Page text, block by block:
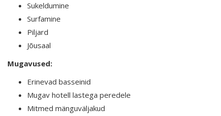
Sukeldumine
Surfamine
Piljard
Jõusaal
Mugavused:
Erinevad basseinid
Mugav hotell lastega peredele
Mitmed mänguväljakud